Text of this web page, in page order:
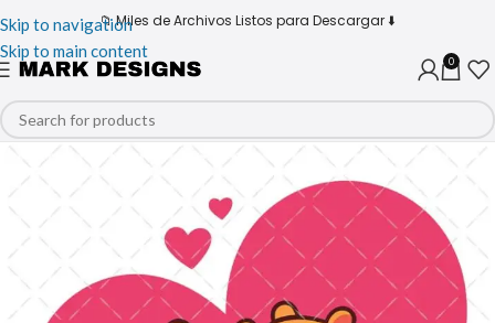
Skip to navigation
Skip to main content
📁 Miles de Archivos Listos para Descargar ⬇️
0